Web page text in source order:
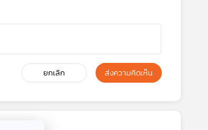
ยกเลิก ส่งความคิดเห็น